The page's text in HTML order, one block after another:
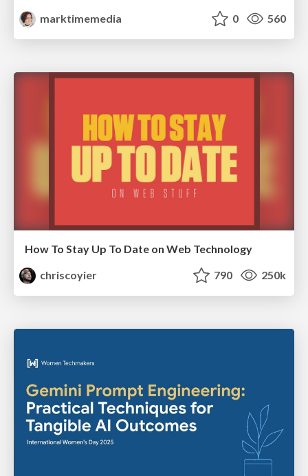
marktimemedia
0 560
How To Stay Up To Date on Web Technology
chriscoyier
790 250k